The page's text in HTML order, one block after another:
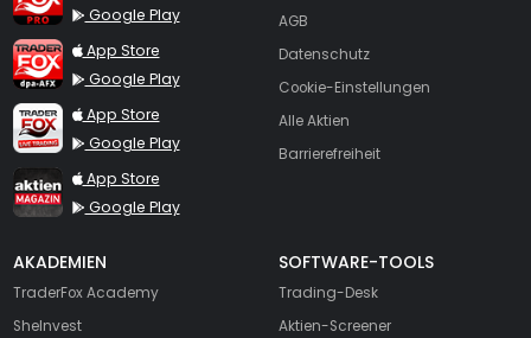
Google Play
TraderFox dpa-AFX ProFeed
App Store
Google Play
TraderFox Live Trading
App Store
Google Play
TraderFox aktien Magazin
App Store
Google Play
AGB
Datenschutz
Cookie-Einstellungen
Alle Aktien
Barrierefreiheit
AKADEMIEN
TraderFox Academy
SheInvest
SOFTWARE-TOOLS
Trading-Desk
Aktien-Screener